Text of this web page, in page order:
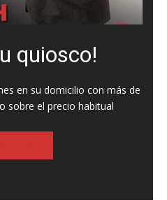
quiosco!
en su domicilio con más de
sobre el precio habitual